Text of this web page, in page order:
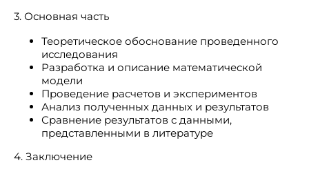
3. Основная часть
Теоретическое обоснование проведенного
исследования
Разработка и описание математической
модели
Проведение расчетов и экспериментов
Анализ полученных данных и результатов
Сравнение результатов с данными,
представленными в литературе
4. Заключение